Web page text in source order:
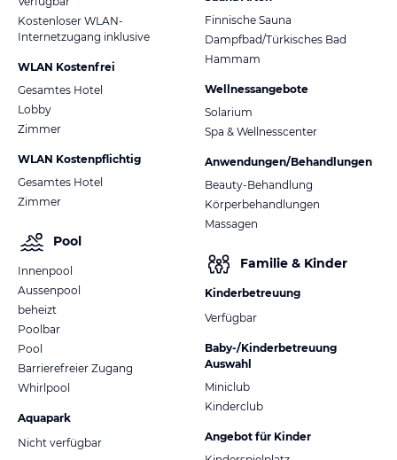
Kostenloser WLAN-
Internetzugang inklusive
WLAN Kostenfrei
Gesamtes Hotel
Lobby
Zimmer
WLAN Kostenpflichtig
Gesamtes Hotel
Zimmer
Pool
Innenpool
Aussenpool
beheizt
Poolbar
Pool
Barrierefreier Zugang
Whirlpool
Aquapark
Nicht verfügbar
Finnische Sauna
Dampfbad/Türkisches Bad
Hammam
Wellnessangebote
Solarium
Spa & Wellnesscenter
Anwendungen/Behandlungen
Beauty-Behandlung
Körperbehandlungen
Massagen
Familie & Kinder
Kinderbetreuung
Verfügbar
Baby-/Kinderbetreuung
Auswahl
Miniclub
Kinderclub
Angebot für Kinder